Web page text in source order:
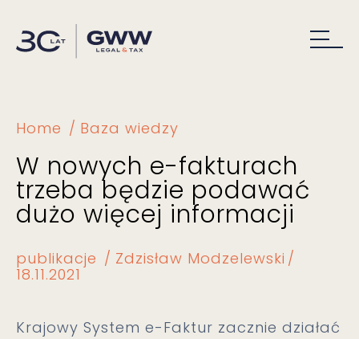
Home Baza wiedzy
W nowych e-fakturach
trzeba będzie podawać
dużo więcej informacji
publikacje
Zdzisław Modzelewski
18.11.2021
Krajowy System e-Faktur zacznie działać